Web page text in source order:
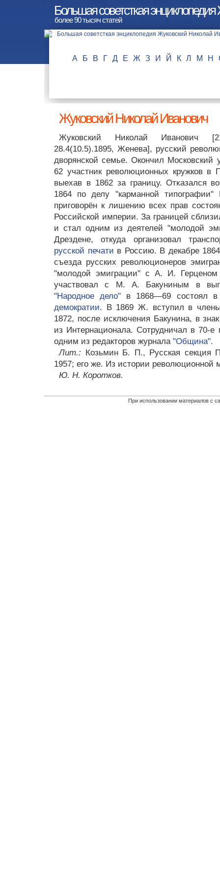
Большая советсткая
более 90 тысяч статей
А Б В Г Д Е Ж З И Й К Л М Н
Жуковский Николай Иванович
Жуковский Николай Иванович
28.4(10.5).1895, Женева], русский
дворянской семье. Окончил Московский
62 участник революционных кружков в
выехав в 1862 за границу. Отказался
1864 по делу "карманной
приговорён к лишению всех прав
Российской империи. За границей
и стал одним из деятелей "молодой
Дрездене, откуда организовал
русской печати в Россию. В декабре
съезда русских революционеров
"молодой эмиграции" с А. И.
участвовал с М. А. Бакуниным в
"Народное дело" в 1868—69 состоял
демократии. В 1869 Ж. вступил в
1872, после исключения Бакунина, в
из Интернационала. Сотрудничал в 70-е
одним из редакторов журнала "Община".
Лит.: Козьмин Б. П., Русская секция
1957; его же. Из истории
Ю. Н. Коротков.
При использовании материалов с